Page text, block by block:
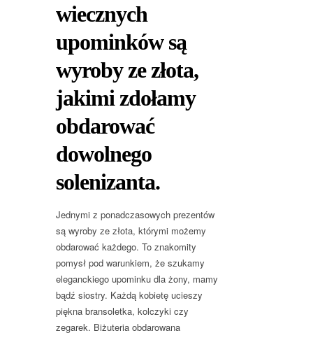
wiecznych
upominków są
wyroby ze złota,
jakimi zdołamy
obdarować
dowolnego
solenizanta.
Jednymi z ponadczasowych prezentów
są wyroby ze złota, którymi możemy
obdarować każdego. To znakomity
pomysł pod warunkiem, że szukamy
eleganckiego upominku dla żony, mamy
bądź siostry. Każdą kobietę ucieszy
piękna bransoletka, kolczyki czy
zegarek. Biżuteria obdarowana